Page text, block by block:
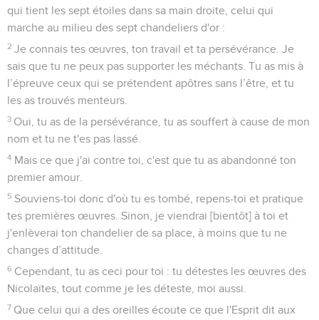
qui tient les sept étoiles dans sa main droite, celui qui
marche au milieu des sept chandeliers d'or :
2 Je connais tes œuvres, ton travail et ta persévérance. Je
sais que tu ne peux pas supporter les méchants. Tu as mis à
l’épreuve ceux qui se prétendent apôtres sans l’être, et tu
les as trouvés menteurs.
3 Oui, tu as de la persévérance, tu as souffert à cause de mon
nom et tu ne t'es pas lassé.
4 Mais ce que j'ai contre toi, c'est que tu as abandonné ton
premier amour.
5 Souviens-toi donc d'où tu es tombé, repens-toi et pratique
tes premières œuvres. Sinon, je viendrai [bientôt] à toi et
j'enlèverai ton chandelier de sa place, à moins que tu ne
changes d’attitude.
6 Cependant, tu as ceci pour toi : tu détestes les œuvres des
Nicolaïtes, tout comme je les déteste, moi aussi.
7 Que celui qui a des oreilles écoute ce que l'Esprit dit aux